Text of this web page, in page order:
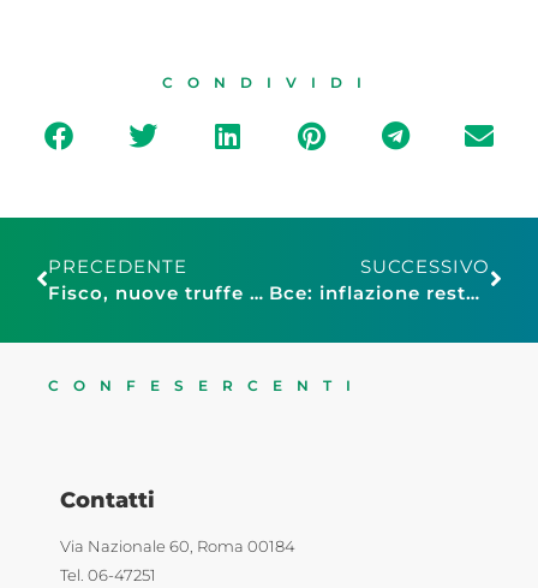
CONDIVIDI
PRECEDENTE
Fisco, nuove truffe via mail ai danni dei cittadini: attenzione alle false richieste di imposte sostitutive
SUCCESSIVO
Bce: inflazione resta alta nel breve periodo, cala nel 2022
CONFESERCENTI
Contatti
Via Nazionale 60, Roma 00184
Tel. 06-47251